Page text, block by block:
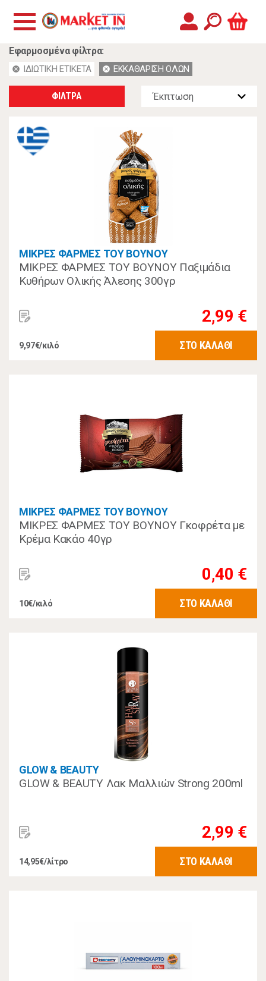
Εφαρμοσμένα φίλτρα:
cancel ΙΔΙΩΤΙΚΗ ΕΤΙΚΕΤΑ cancel ΕΚΚΑΘΑΡΙΣΗ ΟΛΩΝ
ΦΙΛΤΡΑ
ΜΙΚΡΕΣ ΦΑΡΜΕΣ ΤΟΥ ΒΟΥΝΟΥ
ΜΙΚΡΕΣ ΦΑΡΜΕΣ ΤΟΥ ΒΟΥΝΟΥ Παξιμάδια
Κυθήρων Ολικής Άλεσης 300γρ
2,99 €
9,97€/κιλό ΣΤΟ ΚΑΛΑΘΙ
ΜΙΚΡΕΣ ΦΑΡΜΕΣ ΤΟΥ ΒΟΥΝΟΥ
ΜΙΚΡΕΣ ΦΑΡΜΕΣ ΤΟΥ ΒΟΥΝΟΥ Γκοφρέτα με
Κρέμα Κακάο 40γρ
0,40 €
10€/κιλό ΣΤΟ ΚΑΛΑΘΙ
GLOW & BEAUTY
GLOW & BEAUTY Λακ Μαλλιών Strong 200ml
2,99 €
14,95€/λίτρο ΣΤΟ ΚΑΛΑΘΙ